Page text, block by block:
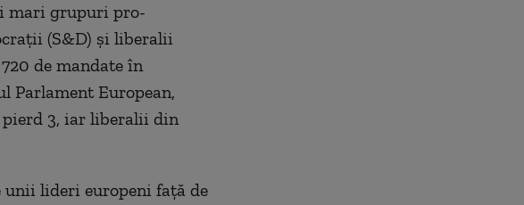
mari grupuri pro-
(S&D) şi liberalii
de mandate în
Parlament European,
3, iar liberalii din
unii lideri europeni faţă de